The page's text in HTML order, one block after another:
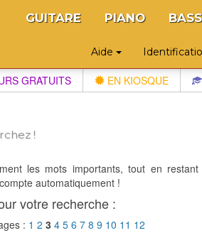
GUITARE PIANO
Aide
GRATUITS EN KIOSQUE
!
les mots importants, tout en
automatiquement !
votre recherche :
: 1 2 3 4 5 6 7 8 9 10 11 12